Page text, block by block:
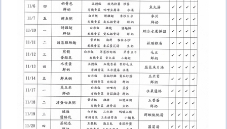
校外人士協助教學或活動專區
台灣母語日專區
環境教育專區
防災教育專區
學生事務相關法規
校園開放